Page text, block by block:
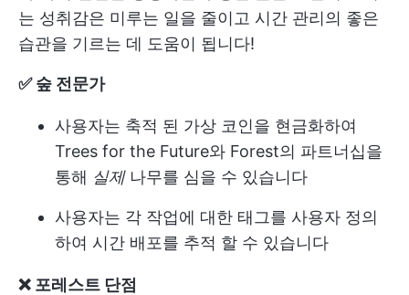
는 성취감은 미루는 일을 줄이고 시간 관리의 좋은
습관을 기르는 데 도움이 됩니다!
✅ 숲 전문가
사용자는 축적 된 가상 코인을 현금화하여
Trees for the Future와 Forest의 파트너십을
통해 실제나무를 심을 수 있습니다
사용자는 각 작업에 대한 태그를 사용자 정의
하여 시간 배포를 추적 할 수 있습니다
❌ 포레스트 단점